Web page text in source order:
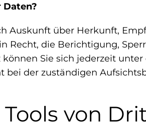
Daten?
Auskunft über Herkunft,
Recht, die Berichtigung,
Sie sich jederzeit
der zuständigen
von